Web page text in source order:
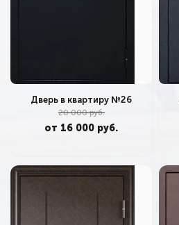
Дверь в квартиру №26
20 000 руб.
от 16 000 руб.